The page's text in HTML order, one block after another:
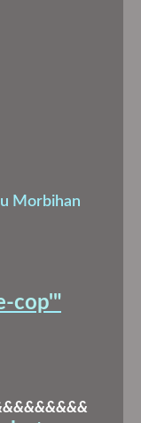
Morbihan
cop'"